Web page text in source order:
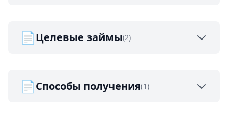
📄Целевые займы(2)
📄Способы получения(1)